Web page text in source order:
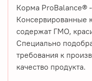
Корма ProBalance®
Консервированные
содержат ГМО,
Специально
требования к
качество продукта.